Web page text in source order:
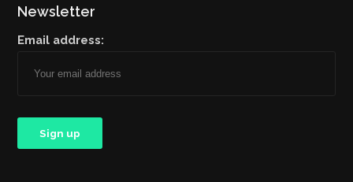
Newsletter
Email address: